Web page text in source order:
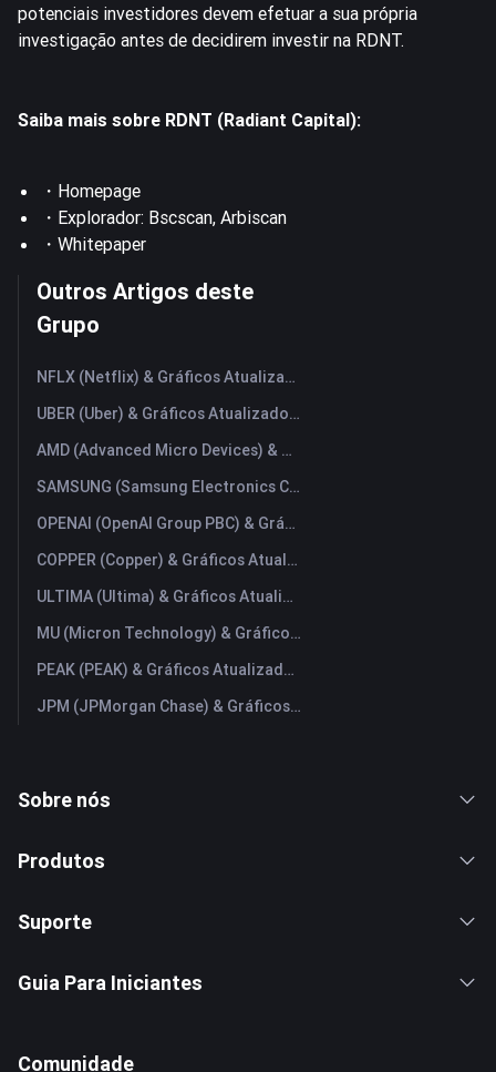
potenciais investidores devem efetuar a sua própria
investigação antes de decidirem investir na RDNT.
Saiba mais sobre RDNT (Radiant Capital):
・ Homepage
・Explorador: Bscscan, Arbiscan
・ Whitepaper
Outros Artigos deste
Grupo
NFLX (Netflix) & Gráficos Atualizados em Tempo Real
UBER (Uber) & Gráficos Atualizados em Tempo Real
AMD (Advanced Micro Devices) & Gráficos Atualizados em Tempo Real
SAMSUNG (Samsung Electronics Co., Ltd) & Gráficos Atualizados em Tempo Real
OPENAI (OpenAI Group PBC) & Gráficos Atualizados em Tempo Real
COPPER (Copper) & Gráficos Atualizados em Tempo Real
ULTIMA (Ultima) & Gráficos Atualizados em Tempo Real
MU (Micron Technology) & Gráficos Atualizados em Tempo Real
PEAK (PEAK) & Gráficos Atualizados em Tempo Real
JPM (JPMorgan Chase) & Gráficos Atualizados em Tempo Real
Sobre nós
Produtos
Suporte
Guia Para Iniciantes
Comunidade